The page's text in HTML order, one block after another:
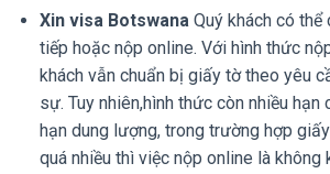
Xin visa BotswanaQuý khách có thể
tiếp hoặc nộp online. Với hình thức
khách vẫn chuẩn bị giấy tờ theo yêu
sự. Tuy nhiên,hình thức còn nhiều hạn
hạn dung lượng, trong trường hợp
quá nhiều thì việc nộp online là không